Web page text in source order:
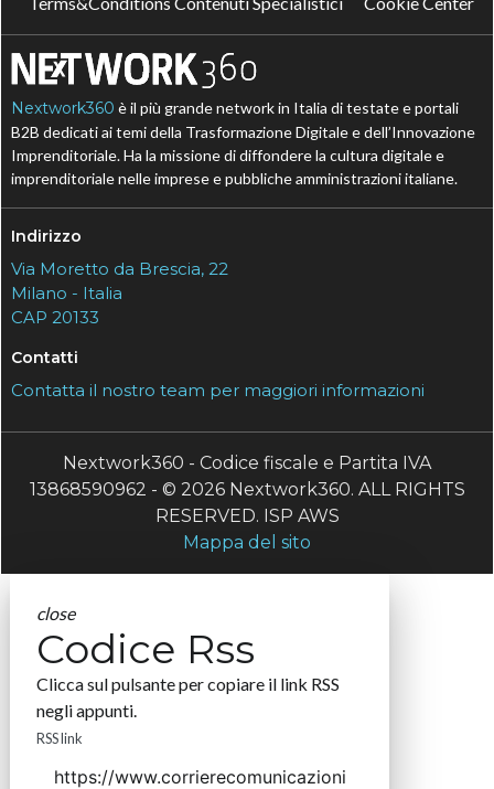
Nextwork360 è il più grande network in Italia di testate e portali
B2B dedicati ai temi della Trasformazione Digitale e dell’Innovazione
Imprenditoriale. Ha la missione di diffondere la cultura digitale e
imprenditoriale nelle imprese e pubbliche amministrazioni italiane.
Indirizzo
Via Moretto da Brescia, 22
Milano - Italia
CAP 20133
Contatti
Contatta il nostro team per maggiori informazioni
Nextwork360 - Codice fiscale e Partita IVA
13868590962 - © 2026 Nextwork360. ALL RIGHTS
RESERVED. ISP AWS
Mappa del sito
close
Codice Rss
Clicca sul pulsante per copiare il link RSS
negli appunti.
RSS link